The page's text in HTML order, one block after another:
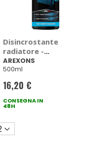
Disincrostante
radiatore -
AREXONS
AREXONS
500ml
16,20 €
CONSEGNA IN
48H